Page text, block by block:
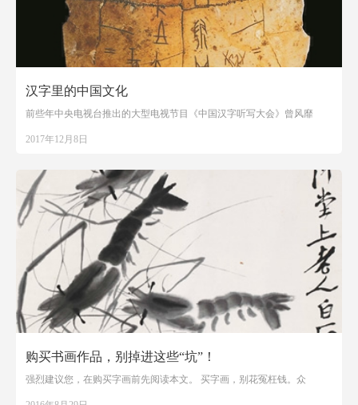
汉字里的中国文化
前些年中央电视台推出的大型电视节目《中国汉字听写大会》曾风靡
2017年12月8日
购买书画作品，别掉进这些“坑”！
强烈建议您，在购买字画前先阅读本文。 买字画，别花冤枉钱。众